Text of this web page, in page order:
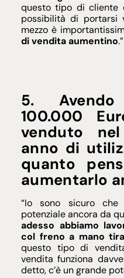
questo tipo di cliente
possibilità di
mezzo è
di vendita aumentino.”
5.
100.000
venduto
anno di
quanto
aumentarlo
“Io sono sicuro
potenziale ancora da
adesso abbiamo
col freno a mano
questo tipo di
vendita funziona
detto, c’è un grande